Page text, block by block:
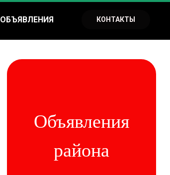
ОБЪЯВЛЕНИЯ КОНТАКТЫ
Объявления
района